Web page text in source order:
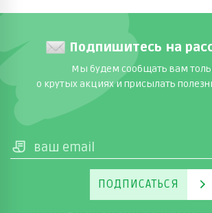
Подпишитесь на
Мы будем сообщать вам
о крутых акциях и присылать
ПОДПИСАТЬСЯ